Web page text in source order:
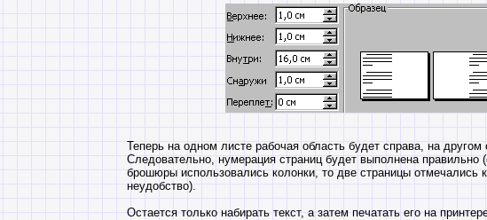
Теперь на одном листе рабочая область будет справа, на другом
Следовательно, нумерация страниц будет выполнена правильно
брошюры использовались колонки, то две страницы отмечались
неудобство).
Oстается только набирать текст, а затем печатать его на